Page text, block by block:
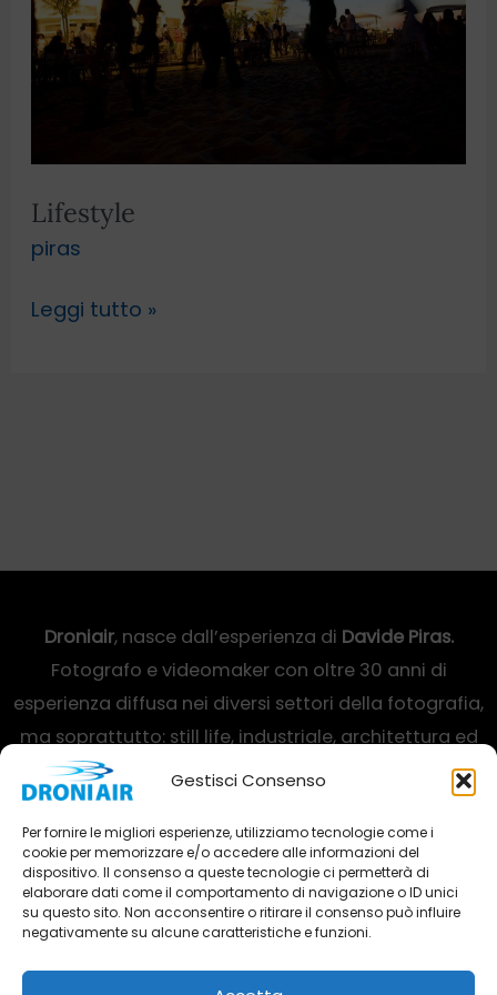
Gestisci Consenso
Per fornire le migliori esperienze, utilizziamo tecnologie come i
cookie per memorizzare e/o accedere alle informazioni del
dispositivo. Il consenso a queste tecnologie ci permetterà di
elaborare dati come il comportamento di navigazione o ID unici
su questo sito. Non acconsentire o ritirare il consenso può influire
negativamente su alcune caratteristiche e funzioni.
Lifestyle
piras
Leggi tutto »
Droniair, nasce dall’esperienza di Davide Piras.
Fotografo e videomaker con oltre 30 anni di
esperienza diffusa nei diversi settori della fotografia,
ma soprattutto: still life, industriale, architettura ed
interni.
Via Toscana, 19 – 47923 Rimini
(+39) 348 733 49 06
info@droniair.it